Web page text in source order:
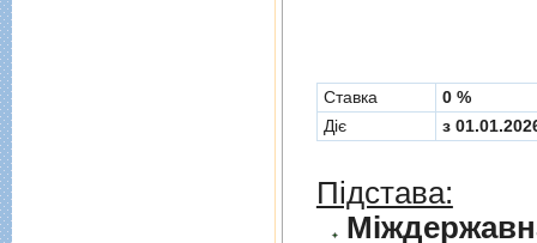
Cтавка
0 %
Діє
з
Підстава: